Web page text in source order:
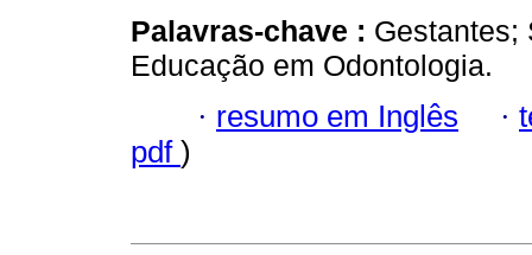
Palavras-chave : Gestantes;
Educação em Odontologia.
· resumo em Inglês ·
pdf )